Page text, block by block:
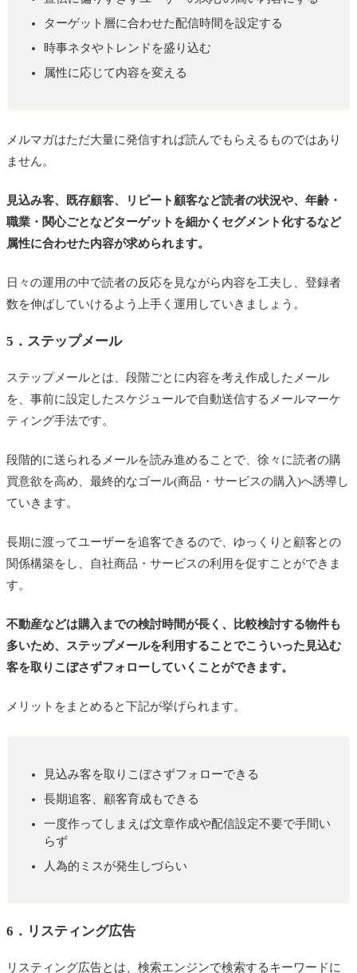
ターゲット層に合わせた配信時間を設定する
時事ネタやトレンドを盛り込む
属性に応じて内容を変える
メルマガはただ大量に発信すれば読んでもらえるものではあり
ません。
見込み客、既存顧客、リピート顧客など読者の状況や、年齢・
職業・関心ごとなどターゲットを細かくセグメント化するなど
属性に合わせた内容が求められます。
日々の運用の中で読者の反応を見ながら内容を工夫し、登録者
数を伸ばしていけるよう上手く運用していきましょう。
5．ステップメール
ステップメールとは、段階ごとに内容を考え作成したメール
を、事前に設定したスケジュールで自動送信するメールマーケ
ティング手法です。
段階的に送られるメールを読み進めることで、徐々に読者の購
買意欲を高め、最終的なゴール(商品・サービスの購入)へ誘導し
ていきます。
長期に渡ってユーザーを追客できるので、ゆっくりと顧客との
関係構築をし、自社商品・サービスの利用を促すことができま
す。
不動産などは購入までの検討時間が長く、比較検討する物件も
多いため、ステップメールを利用することでこういった見込む
客を取りこぼさずフォローしていくことができます。
メリットをまとめると下記が挙げられます。
見込み客を取りこぼさずフォローできる
長期追客、顧客育成もできる
一度作ってしまえば文章作成や配信設定不要で手間い
らず
人為的ミスが発生しづらい
6．リスティング広告
リスティング広告とは、検索エンジンで検索するキーワードに